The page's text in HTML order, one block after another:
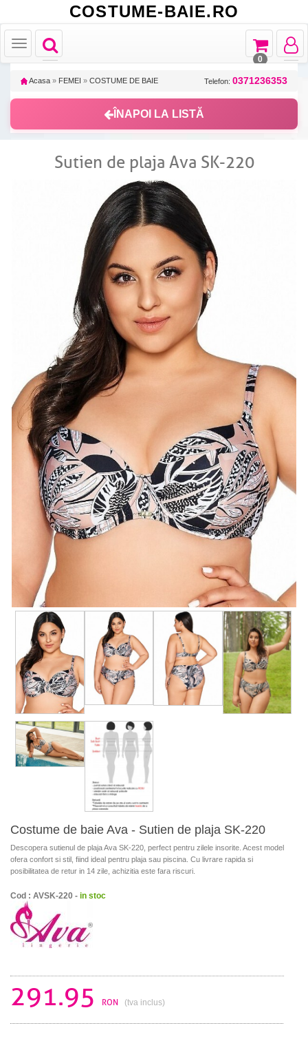
COSTUME-BAIE.RO
Toggle
navigation
Toggle
navigation
Toggle
Toggle
navigation
0
Acasa » FEMEI » COSTUME DE BAIE Telefon: 0371236353
ÎNAPOI LA LISTĂ
Sutien de plaja Ava SK-220
Costume de baie Ava - Sutien de plaja SK-220
Descopera sutienul de plaja Ava SK-220, perfect pentru zilele insorite. Acest model
ofera confort si stil, fiind ideal pentru plaja sau piscina. Cu livrare rapida si
posibilitatea de retur in 14 zile, achizitia este fara riscuri.
Cod : AVSK-220 - in stoc
291.95 RON (tva inclus)